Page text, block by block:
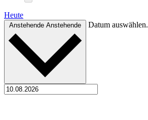
Heute
Anstehende Anstehende Datum auswählen.